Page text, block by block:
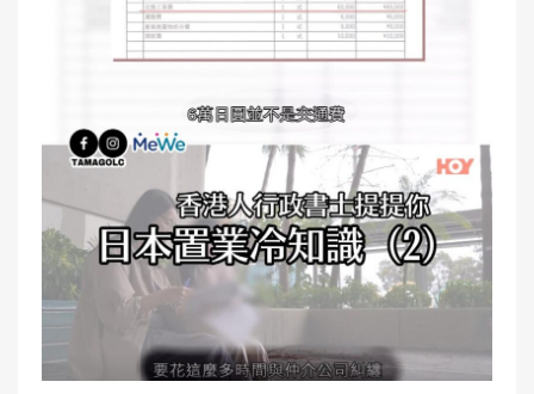
d
o
n